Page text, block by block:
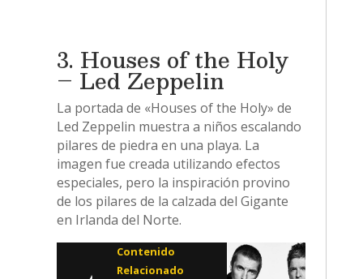
3. Houses of the Holy
– Led Zeppelin
La portada de «Houses of the Holy» de
Led Zeppelin muestra a niños escalando
pilares de piedra en una playa. La
imagen fue creada utilizando efectos
especiales, pero la inspiración provino
de los pilares de la calzada del Gigante
en Irlanda del Norte.
Contenido
Relacionado